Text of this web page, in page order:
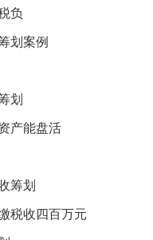
负
划案例
划
产能盘活
筹划
税收四百万元